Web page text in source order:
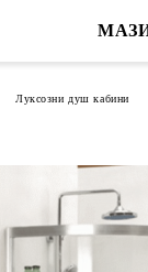
Луксозни душ кабини